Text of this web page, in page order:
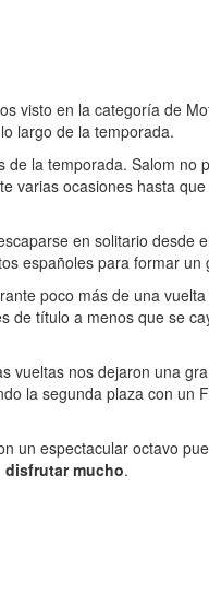
visto en la categoría de
largo de la temporada.
la temporada. Salom
ocasiones hasta
en solitario desde
españoles para formar un
poco más de una
de título a menos que se
nos dejaron una
la segunda plaza con un
un espectacular octavo
disfrutar mucho.